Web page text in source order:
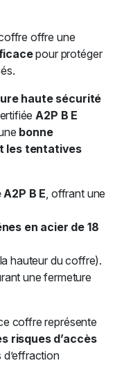
offre une
pour protéger
haute sécurité
A2P B E
bonne
les tentatives
B E , offrant une
en acier de 18
hauteur du coffre).
une fermeture
coffre représente
risques d’accès